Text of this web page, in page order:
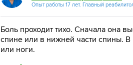
Опыт работы 17 лет. Главный
Боль проходит тихо. Сначала она
спине или в нижней части спины. В
или ноги.